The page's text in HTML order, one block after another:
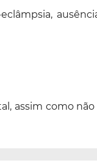
assim como